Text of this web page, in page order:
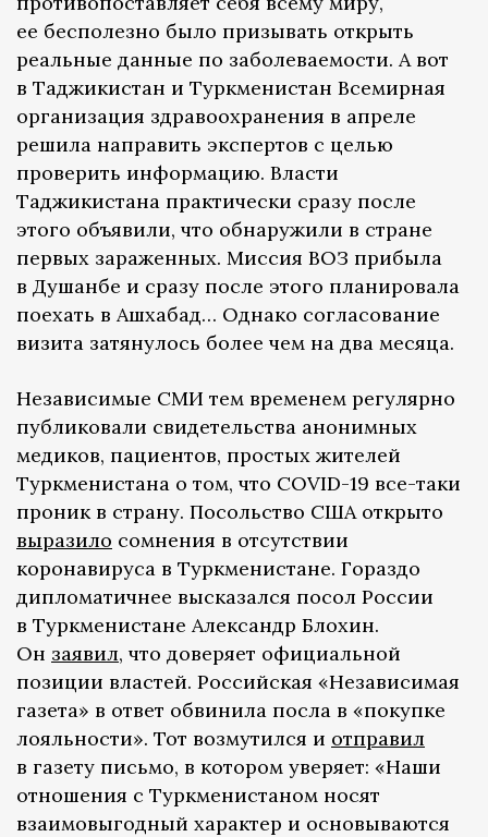
ее бесполезно было призывать открыть
реальные данные по заболеваемости. А вот
в Таджикистан и Туркменистан Всемирная
организация здравоохранения в апреле
решила направить экспертов с целью
проверить информацию. Власти
Таджикистана практически сразу после
этого объявили, что обнаружили в стране
первых зараженных. Миссия ВОЗ прибыла
в Душанбе и сразу после этого планировала
поехать в Ашхабад… Однако согласование
визита затянулось более чем на два месяца.
Независимые СМИ тем временем регулярно
публиковали свидетельства анонимных
медиков, пациентов, простых жителей
Туркменистана о том, что COVID-19 все-таки
проник в страну. Посольство США открыто
выразило сомнения в отсутствии
коронавируса в Туркменистане. Гораздо
дипломатичнее высказался посол России
в Туркменистане Александр Блохин.
Он заявил, что доверяет официальной
позиции властей. Российская «Независимая
газета» в ответ обвинила посла в «покупке
лояльности». Тот возмутился и отправил
в газету письмо, в котором уверяет: «Наши
отношения с Туркменистаном носят
взаимовыгодный характер и основываются